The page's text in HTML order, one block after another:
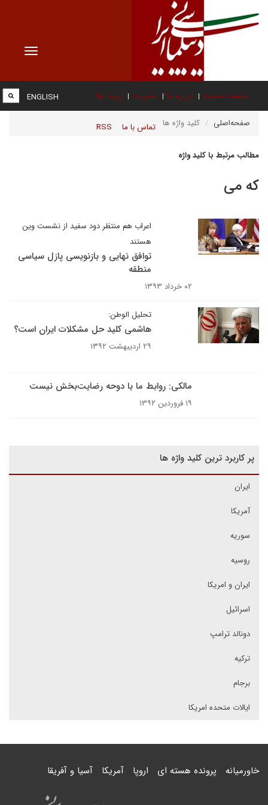
Toggle
صفحه نخست درباره ما عضویت پیوند ها
تماس با ما RSS
ENGLISH
صفحه‌اصلی کلید واژه ها
مطالب مرتبط با کلید واژه
که می
اعراب هم منتظر دود سفید از نشست وین
هستند
توافق نهایی و بازنویسی پازل سیاسی
منطقه
۰۲ خرداد ۱۳۹۳
تحلیل الوطن:
هاشمی کلید حل مشکلات ایران است؟
۲۹ اردیبهشت ۱۳۹۲
مالکی: روابط ما با دوحه رضایت‌بخش نیست
۱۹ فروردین ۱۳۹۲
پر کاربرد ترین کلید واژه ها
ایران
آمریکا
سوریه
روسیه
ایران و امریکا
اسرائیل
دونالد ترامپ
ترکیه
برجام
ایالات متحده امریکا
خاورمیانه پرونده هسته ای اروپا آمریکا آسیا و آفریقا